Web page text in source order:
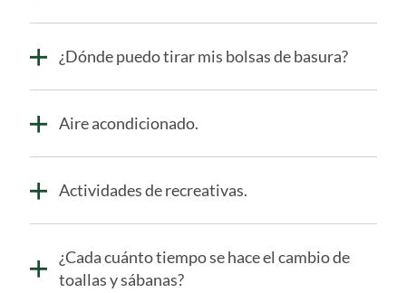
¿Dónde puedo tirar mis bolsas de basura?
Aire acondicionado.
Actividades de recreativas.
¿Cada cuánto tiempo se hace el cambio de
toallas y sábanas?